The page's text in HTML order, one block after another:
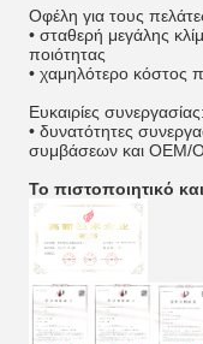
Οφέλη για τους
• σταθερή μεγάλης
ποιότητας
• χαμηλότερο κόστος
Ευκαιρίες συνεργασίας:
• δυνατότητες
συμβάσεων και OEM/
Το πιστοποιητικό